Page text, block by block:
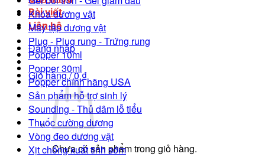
Bài viết
Liên hệ
Đăng nhập
Giỏ hàng /0₫
Chưa có sản phẩm trong giỏ hàng.
Khóa dương vật
Máy tập dương vật
Plug - Plug rung - Trứng rung
Popper 10ml
Popper 30ml
Popper chính hãng USA
Sản phẩm hỗ trợ sinh lý
Sounding - Thủ dâm lỗ tiểu
Thuốc cường dương
Vòng đeo dương vật
Xịt chống xuất tinh sớm